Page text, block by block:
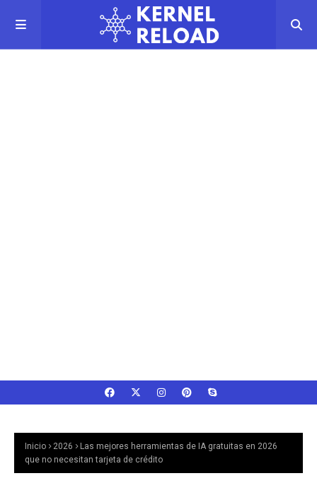
Inicio 2026
Las mejores herramientas de IA gratuitas en 2026
que no necesitan tarjeta de crédito